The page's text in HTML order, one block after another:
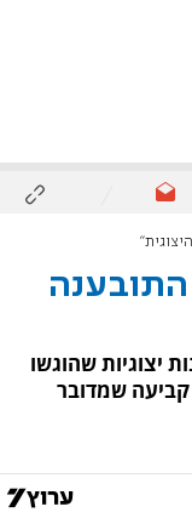
לתובענות יצוגיות שהוגשו
שמדובר